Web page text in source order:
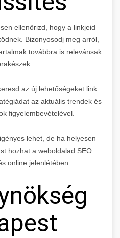
ellenőrizd, hogy a linkjeid
Bizonyosodj meg arról,
továbbra is relevánsak
az új lehetőségeket link
az aktuális trendek és
figyelembevételével.
lehet, de ha helyesen
hozhat a weboldalad SEO
online jelenlétében.